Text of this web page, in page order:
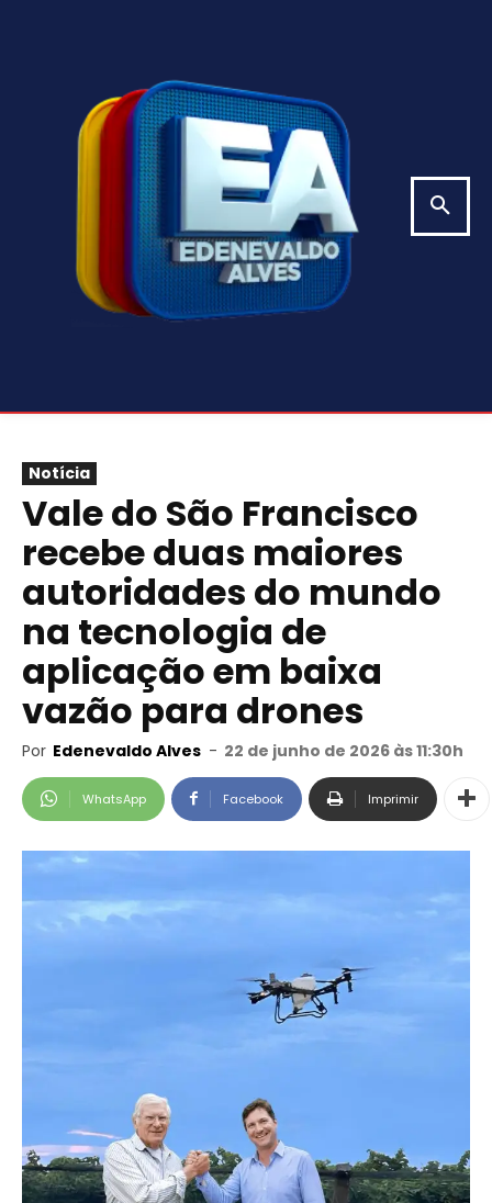
Notícia
Vale do São Francisco
recebe duas maiores
autoridades do mundo
na tecnologia de
aplicação em baixa
vazão para drones
Por Edenevaldo Alves - 22 de junho de 2026 às 11:30h
WhatsApp Facebook Imprimir